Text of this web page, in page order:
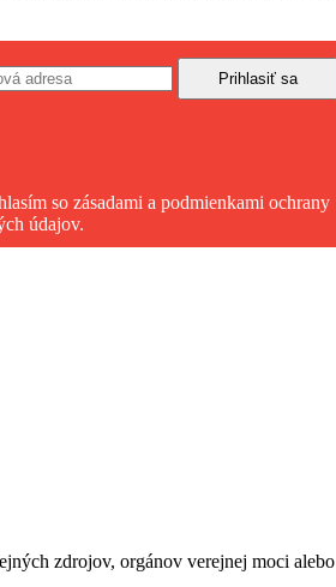
so zásadami a podmienkami ochrany
údajov.
zdrojov, orgánov verejnej moci alebo